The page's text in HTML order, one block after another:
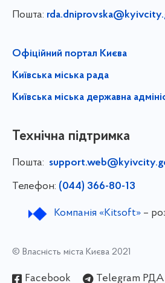
Пошта:
Офіційний портал Києва
Київська міська рада
Київська міська державна
Технічна підтримка
Пошта:
Телефон: (044) 366-80-13
Компанія «Kitsoft»–
© Власність міста Києва 2021
Facebook Telegram РДА